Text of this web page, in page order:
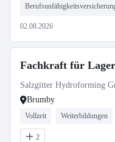
02.08.2026
Fachkraft für
Salzgitter Hydroforming
Brumby
Vollzeit Weiterbildungen
2